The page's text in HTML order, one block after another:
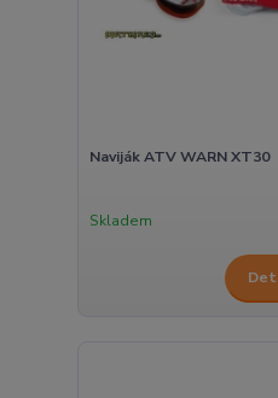
Naviják ATV WARN XT30
Skladem